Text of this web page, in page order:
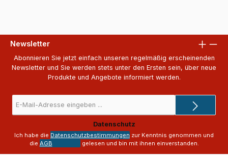
Newsletter
Abonnieren Sie jetzt einfach unseren regelmäßig erscheinenden
Newsletter und Sie werden stets unter den Ersten sein, über neue
Produkte und Angebote informiert werden.
Mail-
Adresse
*
Datenschutz
Ich habe die Datenschutzbestimmungen zur Kenntnis genommen und
die AGB gelesen und bin mit ihnen einverstanden.